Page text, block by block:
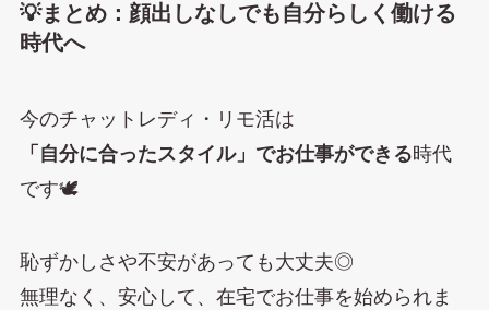
💡まとめ：顔出しなしでも自分らしく働ける
時代へ
今のチャットレディ・リモ活は
「自分に合ったスタイル」でお仕事ができる時代
です🕊️
恥ずかしさや不安があっても大丈夫◎
無理なく、安心して、在宅でお仕事を始められま